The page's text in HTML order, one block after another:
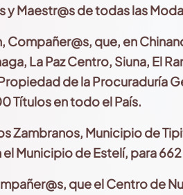
y Maestr@s de todas las
que, en
La Paz Centro, Siuna, El
de la Procuraduría
Títulos en todo el País.
Zambranos, Municipio de
el Municipiode Estelí, para
que el Centro de